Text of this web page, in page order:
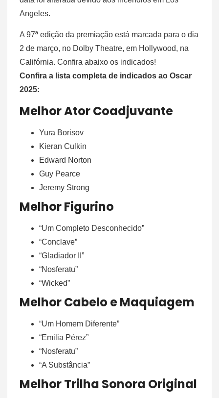
Angeles.
A 97ª edição da premiação está marcada para o dia
2 de março, no Dolby Theatre, em Hollywood, na
Califórnia. Confira abaixo os indicados!
Confira a lista completa de indicados ao Oscar
2025:
Melhor Ator Coadjuvante
Yura Borisov
Kieran Culkin
Edward Norton
Guy Pearce
Jeremy Strong
Melhor Figurino
“Um Completo Desconhecido”
“Conclave”
“Gladiador II”
“Nosferatu”
“Wicked”
Melhor Cabelo e Maquiagem
“Um Homem Diferente”
“Emilia Pérez”
“Nosferatu”
“A Substância”
Melhor Trilha Sonora Original